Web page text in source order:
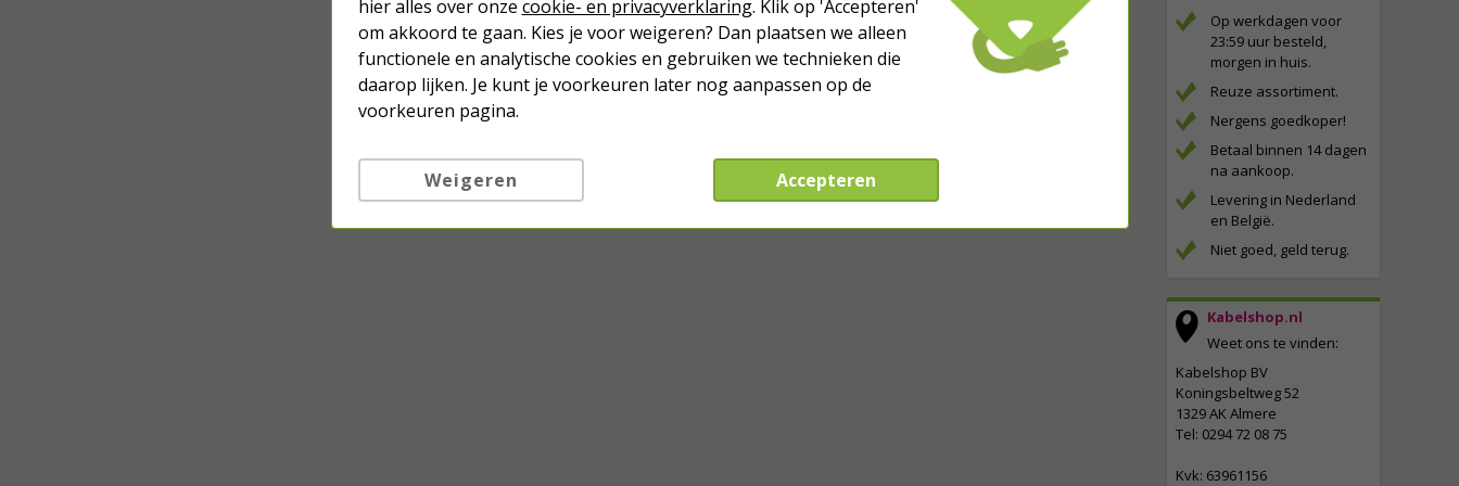
Op werkdagen voor
23:59 uur besteld,
morgen in huis.
Reuze assortiment.
Nergens goedkoper!
Betaal binnen 14 dagen
na aankoop.
Levering in Nederland
en België.
Niet goed, geld terug.
Kabelshop.nl
Weet ons te vinden:
Kabelshop BV
Koningsbeltweg 52
1329 AK Almere
Tel: 0294 72 08 75
Kvk: 63961156
hier alles over onze cookie- en privacyverklaring. Klik op 'Accepteren'
om akkoord te gaan. Kies je voor weigeren? Dan plaatsen we alleen
functionele en analytische cookies en gebruiken we technieken die
daarop lijken. Je kunt je voorkeuren later nog aanpassen op de
voorkeuren pagina.
Accepteren
Weigeren